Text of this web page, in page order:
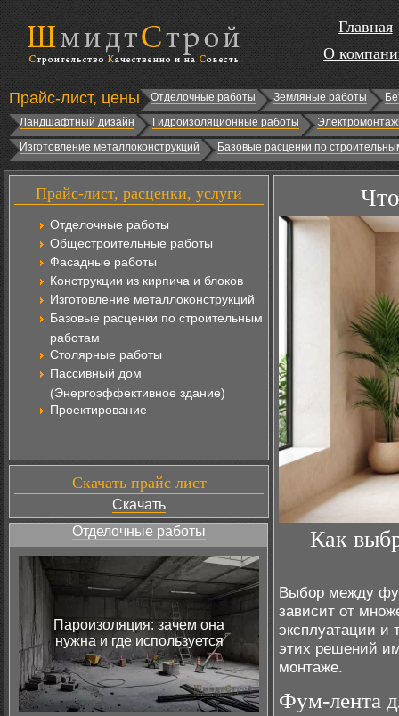
Главная
О
Прайс-лист, цены Отделочные работы Земляные работы
Ландшафтный дизайн
Гидроизоляционные работы
Изготовление металлоконструкций
Базовые расценки по
Прайс-лист, расценки, услуги
Отделочные работы
Общестроительные работы
Фасадные работы
Конструкции из кирпича и блоков
Изготовление металлоконструкций
Базовые расценки по строительным
работам
Столярные работы
Пассивный дом
(Энергоэффективное здание)
Проектирование
Скачать прайс лист
Скачать
Отделочные работы
Пароизоляция: зачем она
нужна и где используется
Как
Выбор между
зависит от
эксплуатации и
этих решений
монтаже.
Фум-лента